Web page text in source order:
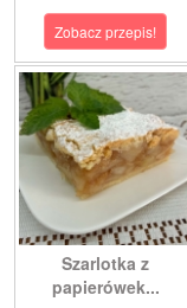
Zobacz przepis!
Szarlotka z
papierówek...